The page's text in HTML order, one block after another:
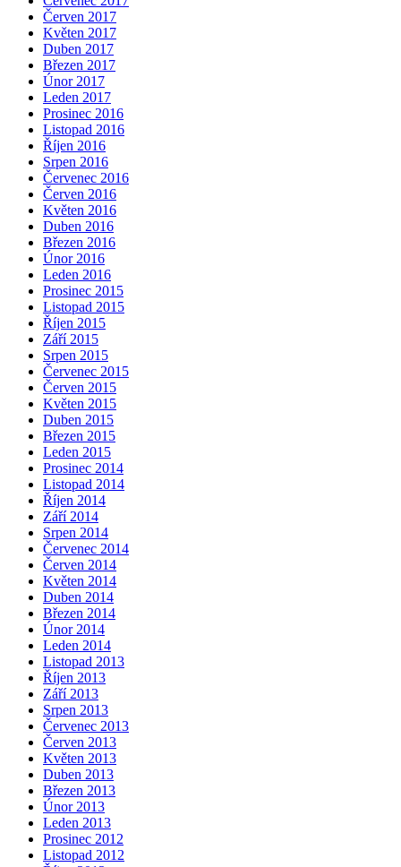
Červen 2017
Květen 2017
Duben 2017
Březen 2017
Únor 2017
Leden 2017
Prosinec 2016
Listopad 2016
Říjen 2016
Srpen 2016
Červenec 2016
Červen 2016
Květen 2016
Duben 2016
Březen 2016
Únor 2016
Leden 2016
Prosinec 2015
Listopad 2015
Říjen 2015
Září 2015
Srpen 2015
Červenec 2015
Červen 2015
Květen 2015
Duben 2015
Březen 2015
Leden 2015
Prosinec 2014
Listopad 2014
Říjen 2014
Září 2014
Srpen 2014
Červenec 2014
Červen 2014
Květen 2014
Duben 2014
Březen 2014
Únor 2014
Leden 2014
Listopad 2013
Říjen 2013
Září 2013
Srpen 2013
Červenec 2013
Červen 2013
Květen 2013
Duben 2013
Březen 2013
Únor 2013
Leden 2013
Prosinec 2012
Listopad 2012